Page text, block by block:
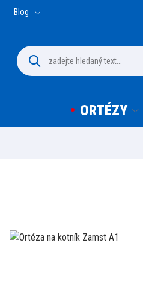
Blog
ORTÉZY